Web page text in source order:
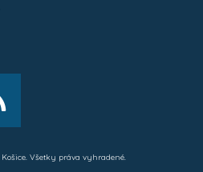
Všetky práva vyhradené.